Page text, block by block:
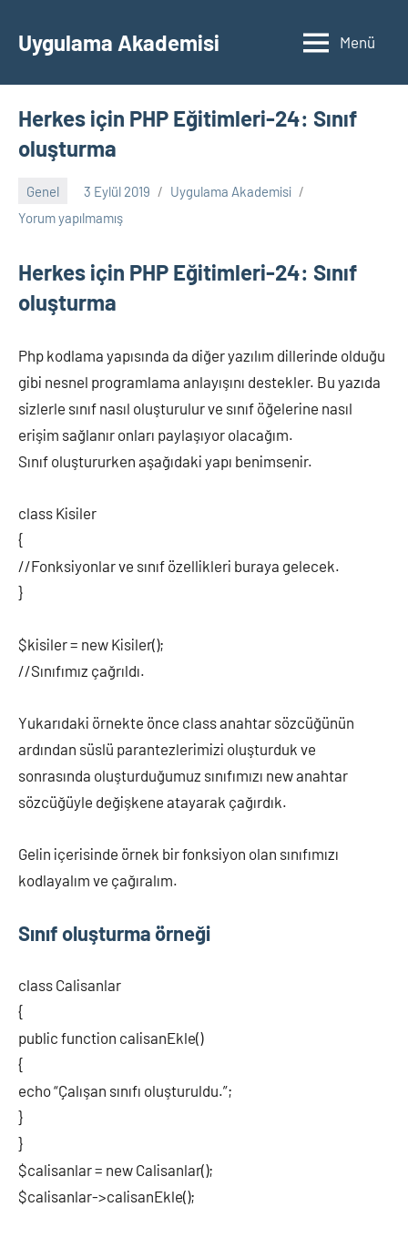
geçUygulama Akademisi Menü
Herkes için PHP Eğitimleri-24: Sınıf
oluşturma
Genel 3 Eylül 2019
Uygulama Akademisi
Yorum yapılmamış
Herkes için PHP Eğitimleri-24: Sınıf
oluşturma
Php kodlama yapısında da diğer yazılım dillerinde olduğu
gibi nesnel programlama anlayışını destekler. Bu yazıda
sizlerle sınıf nasıl oluşturulur ve sınıf öğelerine nasıl
erişim sağlanır onları paylaşıyor olacağım.
Sınıf oluştururken aşağıdaki yapı benimsenir.
class Kisiler
{
//Fonksiyonlar ve sınıf özellikleri buraya gelecek.
}
$kisiler = new Kisiler();
//Sınıfımız çağrıldı.
Yukarıdaki örnekte önce class anahtar sözcüğünün
ardından süslü parantezlerimizi oluşturduk ve
sonrasında oluşturduğumuz sınıfımızı new anahtar
sözcüğüyle değişkene atayarak çağırdık.
Gelin içerisinde örnek bir fonksiyon olan sınıfımızı
kodlayalım ve çağıralım.
Sınıf oluşturma örneği
class Calisanlar
{
public function calisanEkle()
{
echo “Çalışan sınıfı oluşturuldu.”;
}
}
$calisanlar = new Calisanlar();
$calisanlar->calisanEkle();